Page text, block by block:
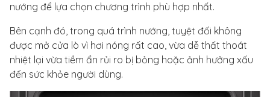
nướng để lựa chọn chương trình phù hợp nhất.
Bên cạnh đó, trong quá trình nướng, tuyệt đối không
được mở cửa lò vì hơi nóng rất cao, vừa dễ thất thoát
nhiệt lại vừa tiềm ẩn rủi ro bị bỏng hoặc ảnh hưởng xấu
đến sức khỏe người dùng.